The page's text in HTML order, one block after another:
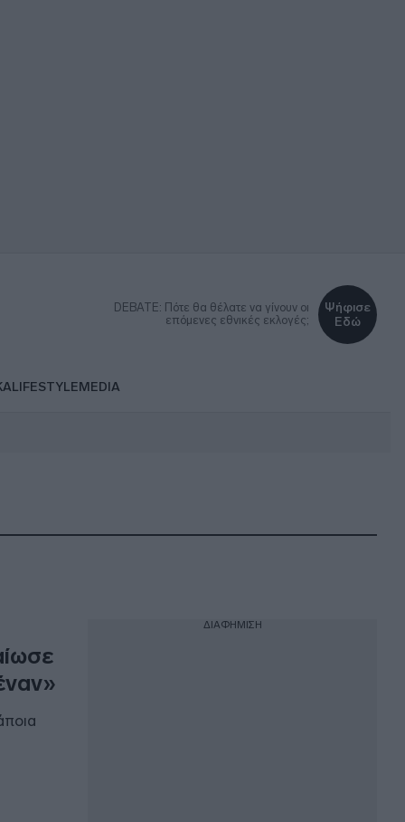
DEBATE: Πότε θα θέλατε να γίνουν οι
επόμενες εθνικές εκλογές;
Ψήφισε
Εδώ
LIFESTYLEMEDIA
ΔΙΑΦΗΜΙΣΗ